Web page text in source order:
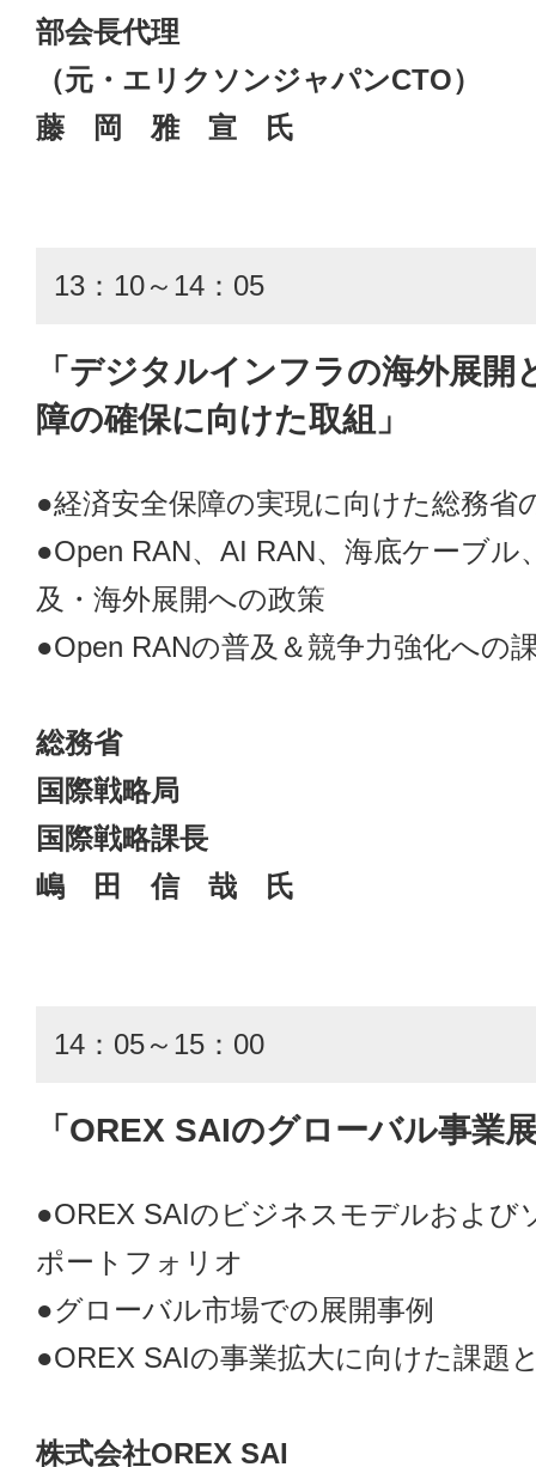
部会長代理
（元・エリクソンジャパンCTO）
藤 岡 雅 宣 氏
13：10～14：05
「デジタルインフラの海外展開
障の確保に向けた取組」
●経済安全保障の実現に向けた総務省
●Open RAN、AI RAN、海底ケーブル
及・海外展開への政策
●Open RANの普及＆競争力強化への
総務省
国際戦略局
国際戦略課長
嶋 田 信 哉 氏
14：05～15：00
「OREX SAIのグローバル事業
●OREX SAIのビジネスモデルおよび
ポートフォリオ
●グローバル市場での展開事例
●OREX SAIの事業拡大に向けた課題
株式会社OREX SAI